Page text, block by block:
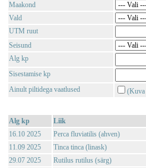
Maakond
Vald
UTM ruut
Seisund
Alg kp
Sisestamise kp
Ainult piltidega vaatlused
(Kuva
Alg kp
Liik
16.10 2025
Perca fluviatilis (ahven)
11.09 2025
Tinca tinca (linask)
29.07 2025
Rutilus rutilus (särg)